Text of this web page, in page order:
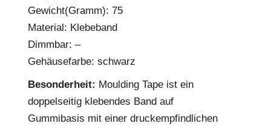
Gewicht(Gramm): 75
Material: Klebeband
Dimmbar: –
Gehäusefarbe: schwarz
Besonderheit: Moulding Tape ist ein
doppelseitig klebendes Band auf
Gummibasis mit einer druckempfindlichen